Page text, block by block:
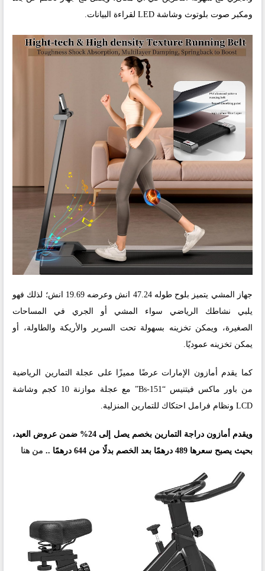
ومكبر صوت بلوتوث وشاشة LED لقراءة البيانات.
جهاز المشي يتميز بلوح طوله 47.24 انش وعرضه 19.69 انش؛ لذلك فهو
يلبي نشاطك الرياضي سواء المشي أو الجري في المساحات
الصغيرة، ويمكن تخزينه بسهولة تحت السرير والأريكة والطاولة، أو
يمكن تخزينه عموديًا.
كما يقدم أمازون الإمارات عرضًا مميزًا على عجلة التمارين الرياضية
من باور ماكس فيتنيس “Bs-151” مع عجلة موازنة 10 كجم وشاشة
LCD ونظام فرامل احتكاك للتمارين المنزلية.
ويقدم أمازون دراجة التمارين بخصم يصل إلى 24% ضمن عروض العيد،
بحيث يصبح سعرها 489 درهمًا بعد الخصم بدلًا من 644 درهمًا ..
من هنا